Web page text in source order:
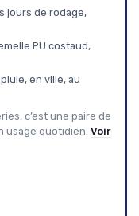
jours de rodage,
PU costaud,
en ville, au
c’est une paire de
usage quotidien. Voir